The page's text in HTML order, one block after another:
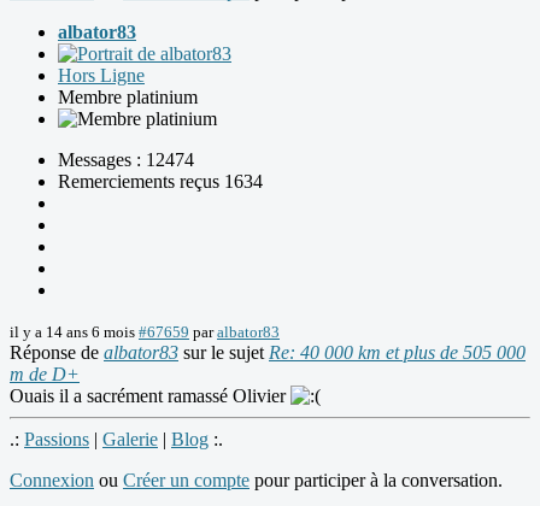
albator83
Hors Ligne
Membre platinium
Messages : 12474
Remerciements reçus 1634
il y a 14 ans 6 mois #67659 paralbator83
Réponse de albator83 sur le sujet Re: 40 000 km et plus de 505 000
m de D+
Ouais il a sacrément ramassé Olivier
.: Passions | Galerie | Blog :.
Connexion ou Créer un compte pour participer à la conversation.